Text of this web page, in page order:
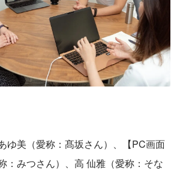
ゆ美（愛称：髙坂さん）、【PC画面
：みつさん）、高 仙雅（愛称：そな